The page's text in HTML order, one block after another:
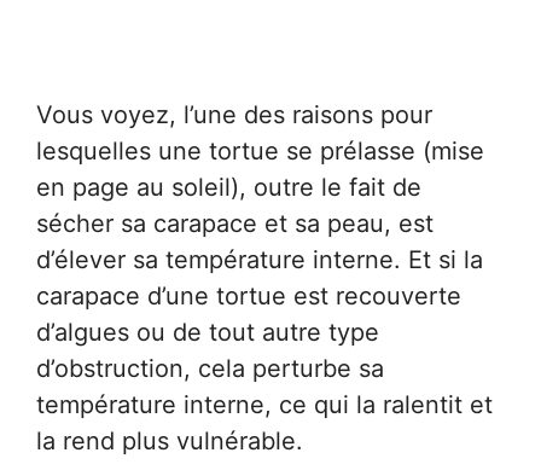
Vous voyez, l’une des raisons pour
lesquelles une tortue se prélasse (mise
en page au soleil), outre le fait de
sécher sa carapace et sa peau, est
d’élever sa température interne. Et si la
carapace d’une tortue est recouverte
d’algues ou de tout autre type
d’obstruction, cela perturbe sa
température interne, ce qui la ralentit et
la rend plus vulnérable.